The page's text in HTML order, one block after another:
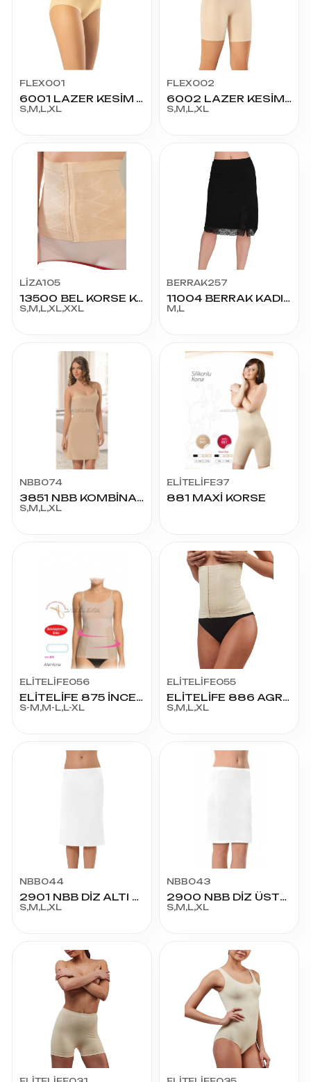
FLEX001
6001 LAZER KESİM YÜKSEK BEL SLİKONLU KORSE SLİP
S,M,L,XL
FLEX002
6002 LAZER KESİM YÜKSEK BEL SLİKONLU ŞORT KORSE
S,M,L,XL
LİZA105
13500 BEL KORSE KOPÇALI
S,M,L,XL,XXL
BERRAK257
11004 BERRAK KADIN PENYE JİPON
M,L
NBB074
3851 NBB KOMBİNAZON
S,M,L,XL
ELİTELİFE37
881 MAXİ KORSE
ELİTELİFE056
ELİTELİFE 875 İNCE ASKILI ATLET KORSE
S-M,M-L,L-XL
ELİTELİFE055
ELİTELİFE 886 AGRAFLI BEL KORSE
S,M,L,XL
NBB044
2901 NBB DİZ ALTI JÜPON
S,M,L,XL
NBB043
2900 NBB DİZ ÜSTÜ JÜPON
S,M,L,XL